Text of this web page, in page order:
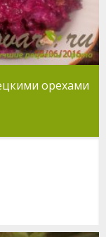
орехами